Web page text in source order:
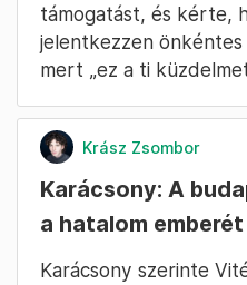
támogatást, és kérte,
jelentkezzen önkéntes
mert „ez a ti
Krász Zsombor
Karácsony: A
a hatalom emberét
Karácsony szerinte